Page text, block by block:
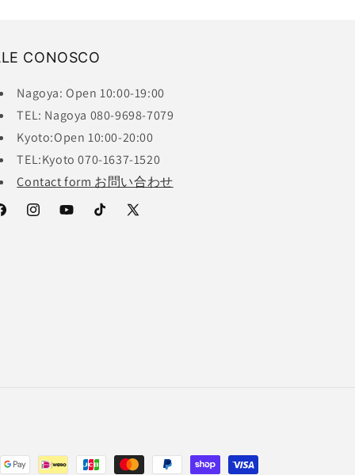
CONOSCO
Nagoya: Open 10:00-19:00
TEL: Nagoya 080-9698-7079
Kyoto:Open 10:00-20:00
TEL:Kyoto 070-1637-1520
Contact form お問い合わせ
InstagramYouTubeTikTok
X